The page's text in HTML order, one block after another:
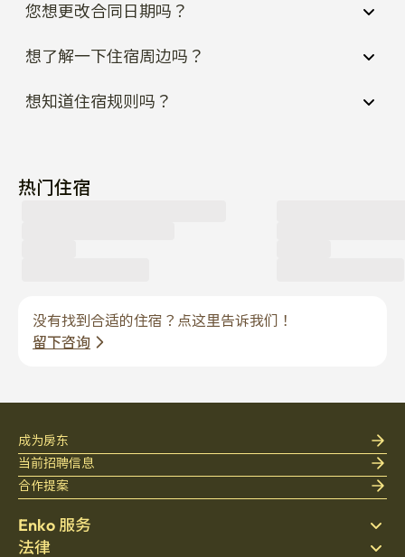
您想更改合同日期吗？
想了解一下住宿周边吗？
想知道住宿规则吗？
热门住宿
没有找到合适的住宿？点这里告诉我们！
留下咨询
Enko 服务
搜索房源
法律
成为房东
当前招聘信息
合作提案